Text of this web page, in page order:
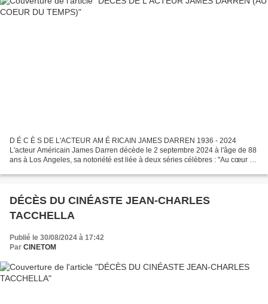
D É C È S DE L'ACTEUR AM É RICAIN JAMES DARREN 1936 - 2024
L'acteur Américain James Darren décède le 2 septembre 2024 à l'âge de 88
ans à Los Angeles, sa notoriété est liée à deux séries célèbres : "Au cœur du
DÉCÈS DU CINÉASTE JEAN-CHARLES
TACCHELLA
Publié le 30/08/2024 à 17:42
Par CINETOM